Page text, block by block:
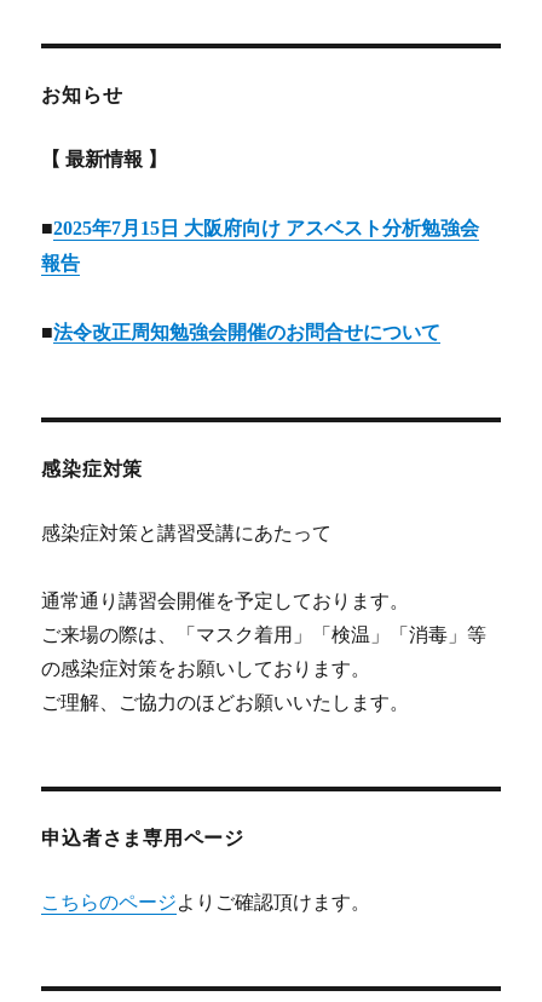
お知らせ
【 最新情報 】
■2025年7月15日 大阪府向け アスベスト分析勉強会
報告
■法令改正周知勉強会開催のお問合せについて
感染症対策
感染症対策と講習受講にあたって
通常通り講習会開催を予定しております。
ご来場の際は、「マスク着用」「検温」「消毒」等
の感染症対策をお願いしております。
ご理解、ご協力のほどお願いいたします。
申込者さま専用ページ
こちらのページよりご確認頂けます。